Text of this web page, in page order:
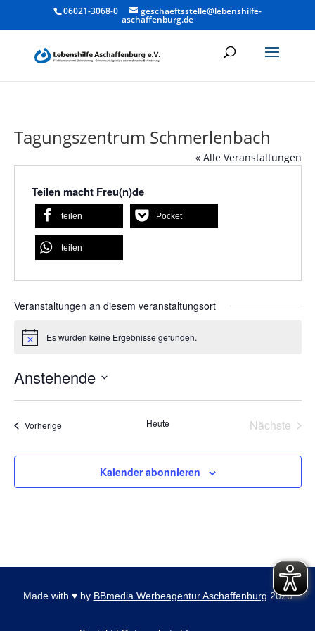
06021-3068-0 geschaeftsstelle@lebenshilfe-
aschaffenburg.de
Tagungszentrum Schmerlenbach
« Alle Veranstaltungen
Teilen macht Freu(n)de
teilen Pocket
teilen
Veranstaltungen an diesem veranstaltungsort
HinweisEs wurden keine Ergebnisse gefunden.
Anstehende
VorherigeVeranstaltungen Heute
Nächste
Kalender abonnieren
Made with ♥by BBmedia Werbeagentur Aschaffenburg 2026